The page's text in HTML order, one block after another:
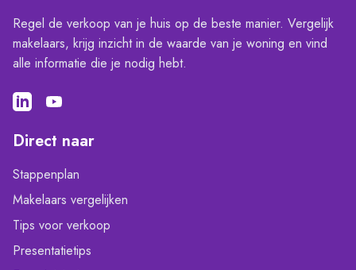
Regel de verkoop van je huis op de beste manier. Vergelijk
makelaars, krijg inzicht in de waarde van je woning en vind
alle informatie die je nodig hebt.
Direct naar
Stappenplan
Makelaars vergelijken
Tips voor verkoop
Presentatietips